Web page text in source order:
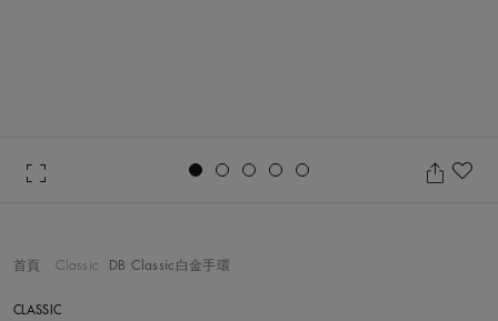
首頁 Classic DB Classic白金手環
CLASSIC